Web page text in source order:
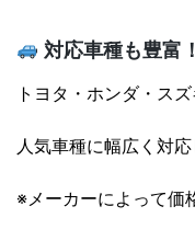
対応車種も豊富！
トヨタ・ホンダ・スズ
人気車種に幅広く対応
※メーカーによって価